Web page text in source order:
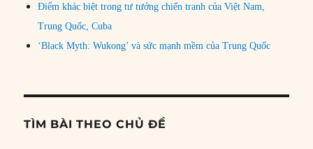
Điểm khác biệt trong tư tưởng chiến tranh của Việt Nam,
Trung Quốc, Cuba
‘Black Myth: Wukong’ và sức mạnh mềm của Trung Quốc
TÌM BÀI THEO CHỦ ĐỀ